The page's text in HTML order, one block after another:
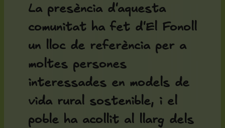
La presència d'aquesta
comunitat ha fet d'El Fonoll
un lloc de referència per a
moltes persones
interessades en models de
vida rural sostenible, i el
poble ha acollit al llarg dels